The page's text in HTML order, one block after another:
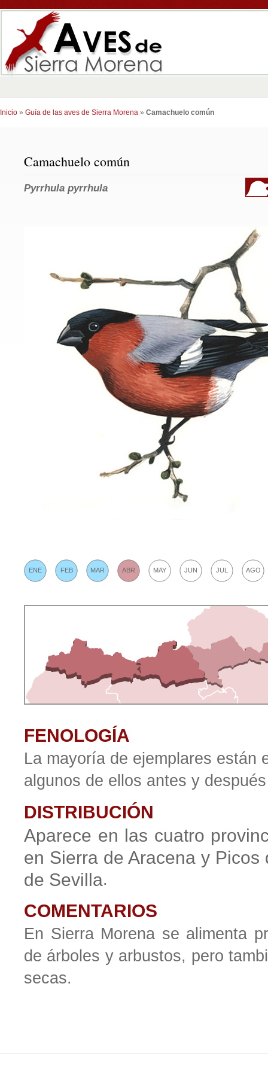
Inicio » Guía de las aves de Sierra Morena » Camachuelo común
Camachuelo común
Pyrrhula pyrrhula
ENE FEB MAR ABR MAY JUN JUL AGO
FENOLOGÍA
La mayoría de ejemplares están
algunos de ellos antes y
DISTRIBUCIÓN
Aparece en las cuatro
en Sierra de Aracena y
de Sevilla.
COMENTARIOS
En Sierra Morena se alimenta
de árboles y arbustos, pero
secas.